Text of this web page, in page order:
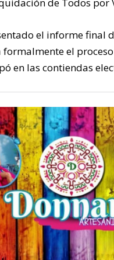
el informe final
el
en las contiendas